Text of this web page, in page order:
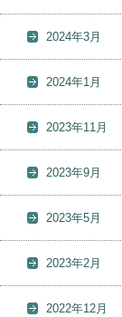
2024年3月
2024年1月
2023年11月
2023年9月
2023年5月
2023年2月
2022年12月